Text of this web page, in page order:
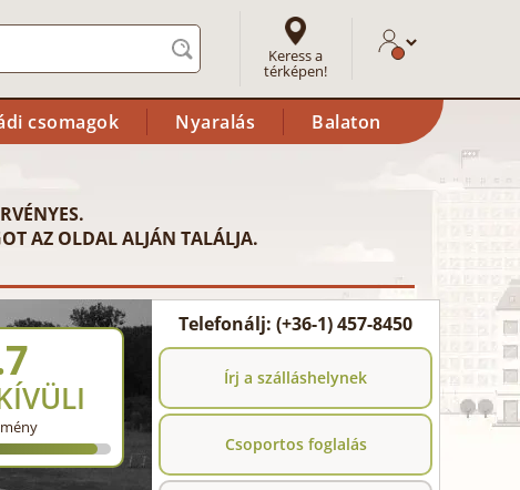
Keress a
térképen!
csomagok Nyaralás Balaton
AZ OLDAL ALJÁN TALÁLJA.
Telefonálj: (+36-1) 457-8450
Írj a szálláshelynek
Csoportos foglalás